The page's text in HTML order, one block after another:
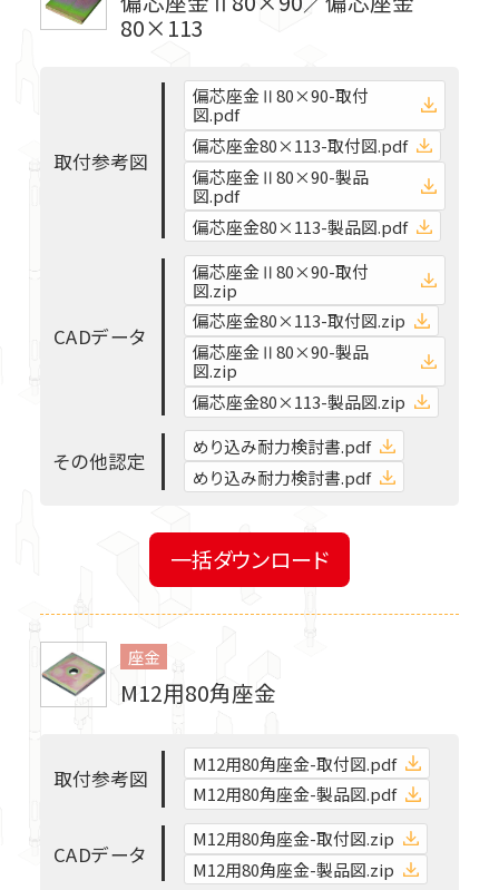
80×113
取付参考図
偏芯座金Ⅱ80×90-取付
図.pdf
偏芯座金80×113-取付図.pdf
偏芯座金Ⅱ80×90-製品
図.pdf
偏芯座金80×113-製品図.pdf
CADデータ
偏芯座金Ⅱ80×90-取付
図.zip
偏芯座金80×113-取付図.zip
偏芯座金Ⅱ80×90-製品
図.zip
偏芯座金80×113-製品図.zip
その他認定
めり込み耐力検討書.pdf
めり込み耐力検討書.pdf
一括ダウンロード
座金
M12用80角座金
取付参考図
M12用80角座金-取付図.pdf
M12用80角座金-製品図.pdf
CADデータ
M12用80角座金-取付図.zip
M12用80角座金-製品図.zip
中大規模非住宅対応金物
オメガメタルブレース
新・つくば耐力壁
T-WOOD FRAME SSマルチ
リフォーム金物
柱接合金物
ホールダウン金物関連
羽子板ボルト・短ざく金物